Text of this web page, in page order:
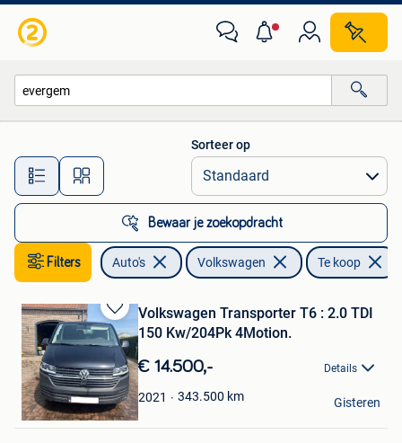
Alle afstanden…
Sorteer op
Bewaar je zoekopdracht
Filters Auto's Volkswagen Te koop
Bewaren
in
Mijn
Favorieten
Volkswagen Transporter T6 : 2.0 TDI
150 Kw/204Pk 4Motion.
€ 14.500,- Details
2021 343.500 km
marc
Evergem
Gisteren